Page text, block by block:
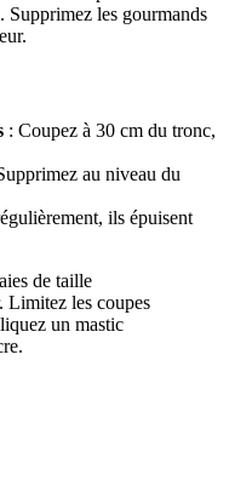
Supprimez les gourmands
: Coupez à 30 cm du tronc,
au niveau du
ils épuisent
de taille
Limitez les coupes
un mastic